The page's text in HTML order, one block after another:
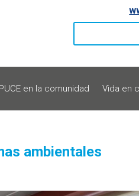
PUCE en la comunidad Vida en
ambientales